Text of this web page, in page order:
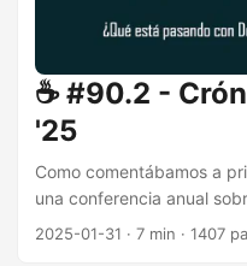
☕️ #90.2 -
'25
Como comentábamos a
una conferencia anual
Bilbao. Este año ha tenido
2025-01-31 · 7 min · 1407